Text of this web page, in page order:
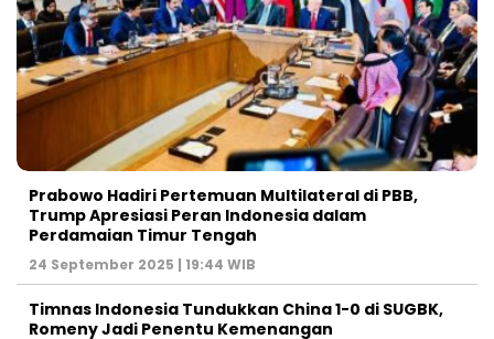
Prabowo Hadiri Pertemuan Multilateral di PBB,
Trump Apresiasi Peran Indonesia dalam
Perdamaian Timur Tengah
24 September 2025 | 19:44 WIB
Timnas Indonesia Tundukkan China 1-0 di SUGBK,
Romeny Jadi Penentu Kemenangan